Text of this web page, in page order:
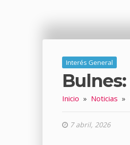
Interés General
Inicio » Noticias »
7 abril, 2026